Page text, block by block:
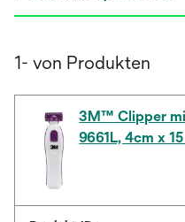
1- von Produkten
3M™ Clipper
9661L, 4cm x